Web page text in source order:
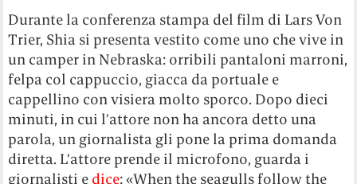
Durante la conferenza stampa del film di Lars Von
Trier, Shia si presenta vestito come uno che vive in
un camper in Nebraska: orribili pantaloni marroni,
felpa col cappuccio, giacca da portuale e
cappellino con visiera molto sporco. Dopo dieci
minuti, in cui l’attore non ha ancora detto una
parola, un giornalista gli pone la prima domanda
diretta. L’attore prende il microfono, guarda i
giornalisti e dice: «When the seagulls follow the